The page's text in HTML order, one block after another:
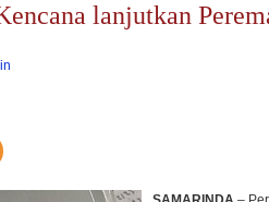
lanjutkan